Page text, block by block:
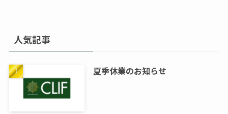
人気記事
夏季休業のお知らせ